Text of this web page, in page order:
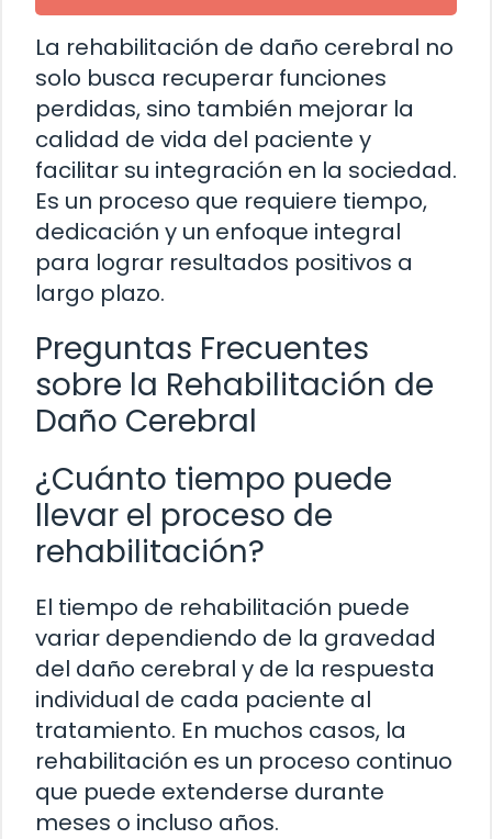
La rehabilitación de daño cerebral no
solo busca recuperar funciones
perdidas, sino también mejorar la
calidad de vida del paciente y
facilitar su integración en la sociedad.
Es un proceso que requiere tiempo,
dedicación y un enfoque integral
para lograr resultados positivos a
largo plazo.
Preguntas Frecuentes
sobre la Rehabilitación de
Daño Cerebral
¿Cuánto tiempo puede
llevar el proceso de
rehabilitación?
El tiempo de rehabilitación puede
variar dependiendo de la gravedad
del daño cerebral y de la respuesta
individual de cada paciente al
tratamiento. En muchos casos, la
rehabilitación es un proceso continuo
que puede extenderse durante
meses o incluso años.